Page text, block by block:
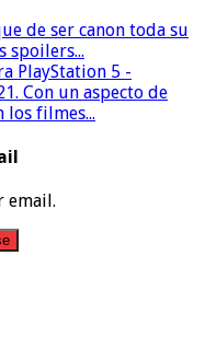
de ser canon toda su
spoilers...
PlayStation 5 -
Con un aspecto de
filmes...
email.